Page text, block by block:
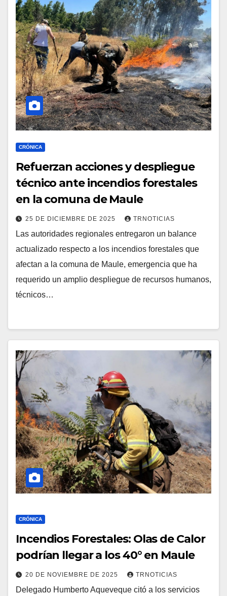
CRÓNICA
Refuerzan acciones y despliegue
técnico ante incendios forestales
en la comuna de Maule
25 DE DICIEMBRE DE 2025 TRNOTICIAS
Las autoridades regionales entregaron un balance
actualizado respecto a los incendios forestales que
afectan a la comuna de Maule, emergencia que ha
requerido un amplio despliegue de recursos humanos,
técnicos…
CRÓNICA
Incendios Forestales: Olas de Calor
podrían llegar a los 40° en Maule
20 DE NOVIEMBRE DE 2025 TRNOTICIAS
Delegado Humberto Aqueveque citó a los servicios